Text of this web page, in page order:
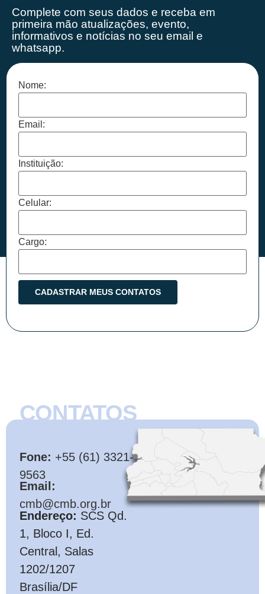
Complete com seus dados e receba em
primeira mão atualizações, evento,
informativos e notícias no seu email e
whatsapp.
Nome:
Email:
Instituição:
Celular:
Cargo:
CONTATOS
Fone: +55 (61) 3321-
9563
Email:
cmb@cmb.org.br
Endereço: SCS Qd.
1, Bloco I, Ed.
Central, Salas
1202/1207
Brasília/DF